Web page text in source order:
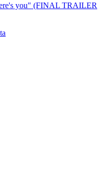
you" (FINAL TRAILER